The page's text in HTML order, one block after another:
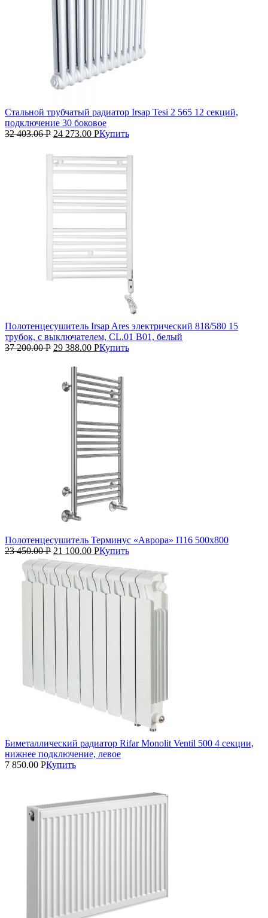
Стальной трубчатый радиатор Irsap Tesi 2 565 12 секций,
подключение 30 боковое
32 403.06Р 24 273.00 РКупить
Полотенцесушитель Irsap Ares электрический 818/580 15
трубок, с выключателем, CL.01 B01, белый
37 200.00Р 29 388.00 РКупить
Полотенцесушитель Терминус «Аврора» П16 500х800
23 450.00Р 21 100.00 РКупить
Биметаллический радиатор Rifar Monolit Ventil 500 4 секции,
нижнее подключение, левое
7 850.00 РКупить